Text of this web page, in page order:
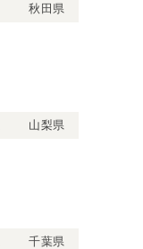
秋田県
山梨県
千葉県